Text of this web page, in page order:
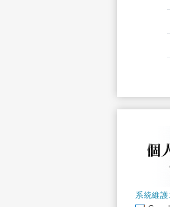
系統維護: